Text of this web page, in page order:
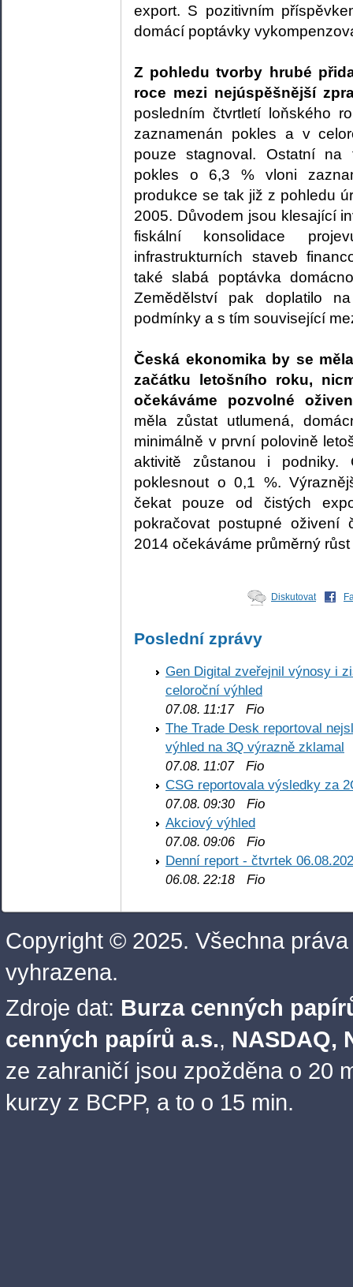
export. S pozitivním
domácí poptávky
Z pohledu tvorby hrubé
roce mezi nejúspěšnější
posledním čtvrtletí loňského
zaznamenán pokles a v
pouze stagnoval. Ostatní
pokles o 6,3 % vloni
produkce se tak již z pohledu
2005. Důvodem jsou klesající
fiskální konsolidace
infrastrukturních staveb
také slabá poptávka
Zemědělství pak doplatilo
podmínky a s tím související
Česká ekonomika by se
začátku letošního roku,
očekáváme pozvolné
měla zůstat utlumená,
minimálně v první polovině
aktivitě zůstanou i
poklesnout o 0,1 %.
čekat pouze od čistých
pokračovat postupné
2014 očekáváme průměrný
Diskutovat
Poslední zprávy
Gen Digital zveřejnil výnosy i
celoroční výhled
07.08. 11:17Fio
The Trade Desk reportoval
výhled na 3Q výrazně zklamal
07.08. 11:07Fio
CSG reportovala výsledky za
07.08. 09:30 Fio
Akciový výhled
07.08. 09:06 Fio
Denní report - čtvrtek
06.08. 22:18 Fio
Copyright © 2025. Všechna práva
vyhrazena.
Zdroje dat: Burza cenných
cenných papírů a.s., NASDAQ,
ze zahraničí jsou zpožděna o 20
kurzy z BCPP, a to o 15 min.